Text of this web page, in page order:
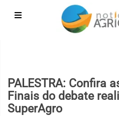
PALESTRA: Confira
Finais do debate
SuperAgro